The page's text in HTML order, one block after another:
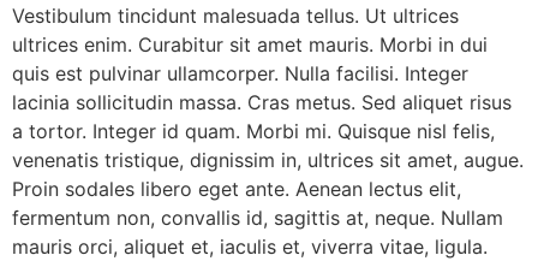
Vestibulum tincidunt malesuada tellus. Ut ultrices
ultrices enim. Curabitur sit amet mauris. Morbi in dui
quis est pulvinar ullamcorper. Nulla facilisi. Integer
lacinia sollicitudin massa. Cras metus. Sed aliquet risus
a tortor. Integer id quam. Morbi mi. Quisque nisl felis,
venenatis tristique, dignissim in, ultrices sit amet, augue.
Proin sodales libero eget ante. Aenean lectus elit,
fermentum non, convallis id, sagittis at, neque. Nullam
mauris orci, aliquet et, iaculis et, viverra vitae, ligula.